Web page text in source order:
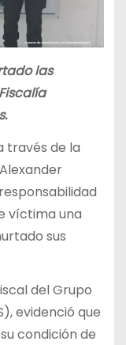
las
través de la
víctima una
sus
del Grupo
evidenció que
condición de